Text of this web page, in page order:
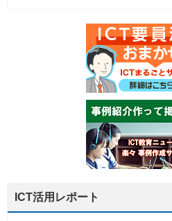
ICT活用レポート